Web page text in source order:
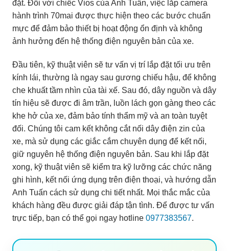
đặt. Đối với chiếc Vios của Anh Tuấn, việc lắp camera
hành trình 70mai được thực hiện theo các bước chuẩn
mực để đảm bảo thiết bị hoạt động ổn định và không
ảnh hưởng đến hệ thống điện nguyên bản của xe.
Đầu tiên, kỹ thuật viên sẽ tư vấn vị trí lắp đặt tối ưu trên
kính lái, thường là ngay sau gương chiếu hậu, để không
che khuất tầm nhìn của tài xế. Sau đó, dây nguồn và dây
tín hiệu sẽ được đi âm trần, luồn lách gọn gàng theo các
khe hở của xe, đảm bảo tính thẩm mỹ và an toàn tuyệt
đối. Chúng tôi cam kết không cắt nối dây điện zin của
xe, mà sử dụng các giắc cắm chuyên dụng để kết nối,
giữ nguyên hệ thống điện nguyên bản. Sau khi lắp đặt
xong, kỹ thuật viên sẽ kiểm tra kỹ lưỡng các chức năng
ghi hình, kết nối ứng dụng trên điện thoại, và hướng dẫn
Anh Tuấn cách sử dụng chi tiết nhất. Mọi thắc mắc của
khách hàng đều được giải đáp tận tình. Để được tư vấn
trực tiếp, bạn có thể gọi ngay hotline 0977383567.